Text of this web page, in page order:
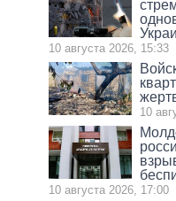
10 августа 2026, 15:33
10
10 августа 2026, 17:00